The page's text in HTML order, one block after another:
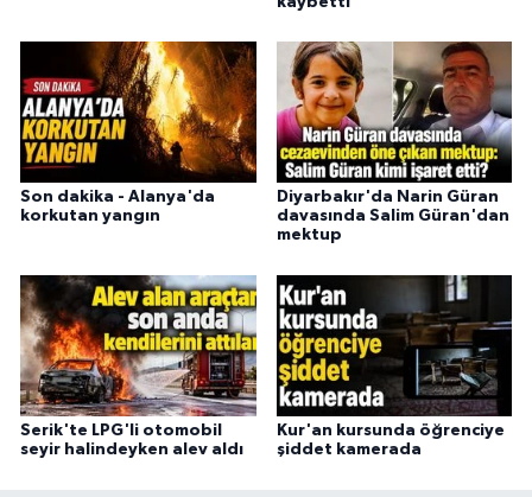
Son dakika - Alanya'da
korkutan yangın
Diyarbakır'da Narin Güran
davasında Salim Güran'dan
mektup
Serik'te LPG'li otomobil
seyir halindeyken alev aldı
Kur'an kursunda öğrenciye
şiddet kamerada